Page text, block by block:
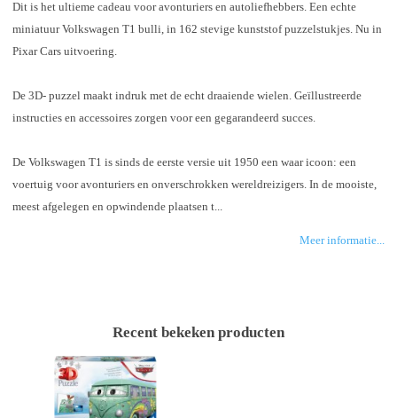
Dit is het ultieme cadeau voor avonturiers en autoliefhebbers. Een echte
miniatuur Volkswagen T1 bulli, in 162 stevige kunststof puzzelstukjes. Nu in
Pixar Cars uitvoering.
De 3D- puzzel maakt indruk met de echt draaiende wielen. Geïllustreerde
instructies en accessoires zorgen voor een gegarandeerd succes.
De Volkswagen T1 is sinds de eerste versie uit 1950 een waar icoon: een
voertuig voor avonturiers en onverschrokken wereldreizigers. In de mooiste,
meest afgelegen en opwindende plaatsen t...
Meer informatie...
Recent bekeken producten